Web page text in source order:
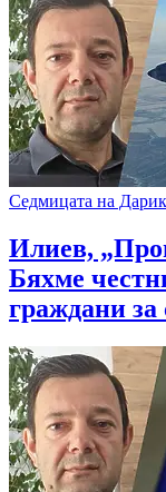
Седмицата на Дарик
Илиев,
Бяхме
граждани